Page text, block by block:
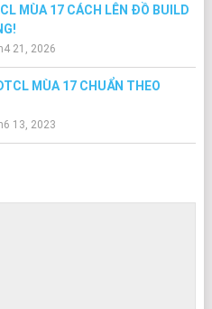
MÙA 17 CÁCH LÊN ĐỒ BUILD
21, 2026
MÙA 17 CHUẨN THEO
13, 2023